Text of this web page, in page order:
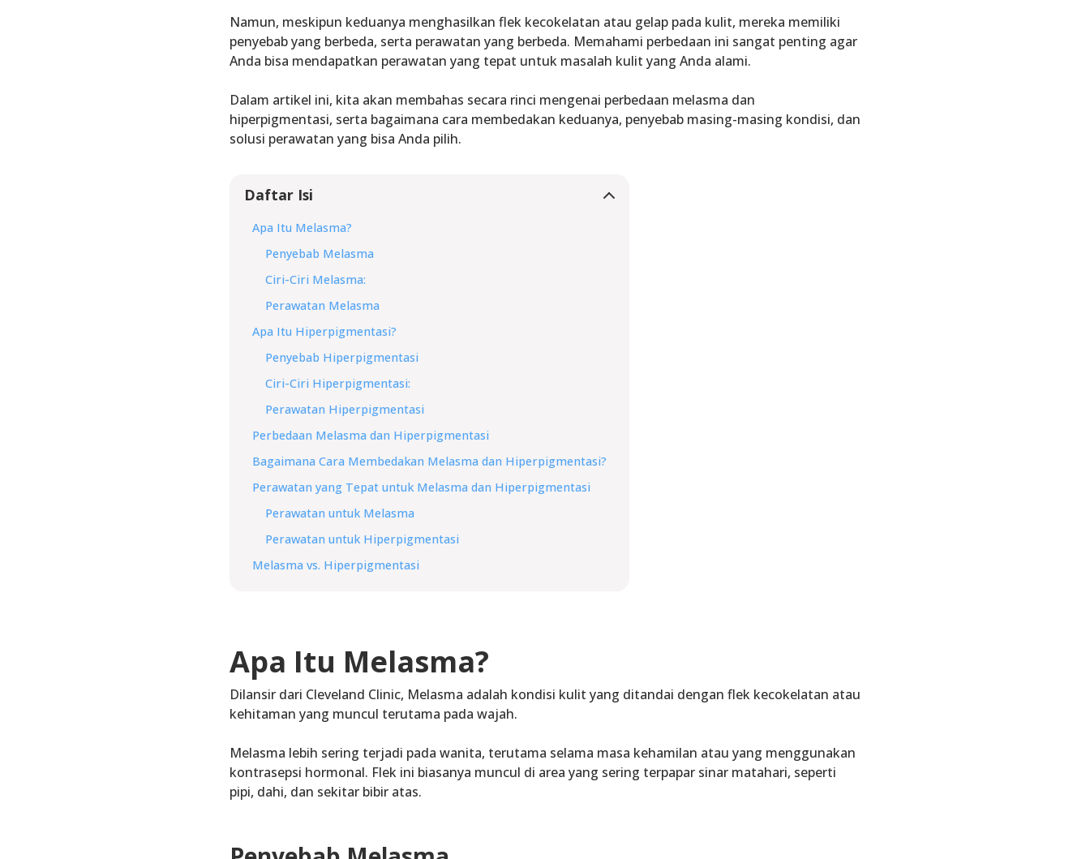
Namun, meskipun keduanya menghasilkan flek kecokelatan atau gelap pada kulit, mereka memiliki
penyebab yang berbeda, serta perawatan yang berbeda. Memahami perbedaan ini sangat penting agar
Anda bisa mendapatkan perawatan yang tepat untuk masalah kulit yang Anda alami.
Dalam artikel ini, kita akan membahas secara rinci mengenai perbedaan melasma dan
hiperpigmentasi, serta bagaimana cara membedakan keduanya, penyebab masing-masing kondisi, dan
solusi perawatan yang bisa Anda pilih.
Daftar Isi
Apa Itu Melasma?
Penyebab Melasma
Ciri-Ciri Melasma:
Perawatan Melasma
Apa Itu Hiperpigmentasi?
Penyebab Hiperpigmentasi
Ciri-Ciri Hiperpigmentasi:
Perawatan Hiperpigmentasi
Perbedaan Melasma dan Hiperpigmentasi
Bagaimana Cara Membedakan Melasma dan Hiperpigmentasi?
Perawatan yang Tepat untuk Melasma dan Hiperpigmentasi
Perawatan untuk Melasma
Perawatan untuk Hiperpigmentasi
Melasma vs. Hiperpigmentasi
Apa Itu Melasma?
Dilansir dari Cleveland Clinic, Melasma adalah kondisi kulit yang ditandai dengan flek kecokelatan atau
kehitaman yang muncul terutama pada wajah.
Melasma lebih sering terjadi pada wanita, terutama selama masa kehamilan atau yang menggunakan
kontrasepsi hormonal. Flek ini biasanya muncul di area yang sering terpapar sinar matahari, seperti
pipi, dahi, dan sekitar bibir atas.